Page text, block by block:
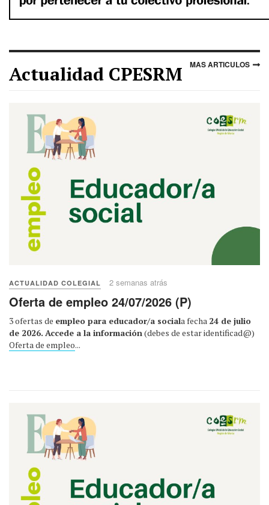
Actualidad CPESRM MAS ARTICULOS
ACTUALIDAD COLEGIAL 2 semanas atrás
Oferta de empleo 24/07/2026 (P)
3 ofertas de empleo para educador/a sociala fecha 24 de julio
de 2026. Accede a la información(debes de estar identificad@)
Oferta de empleo...